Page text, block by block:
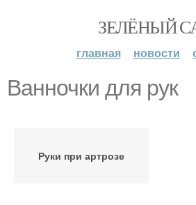
ЗЕЛЁНЫЙ
главная новости
Ванночки для рук
Руки при артрозе